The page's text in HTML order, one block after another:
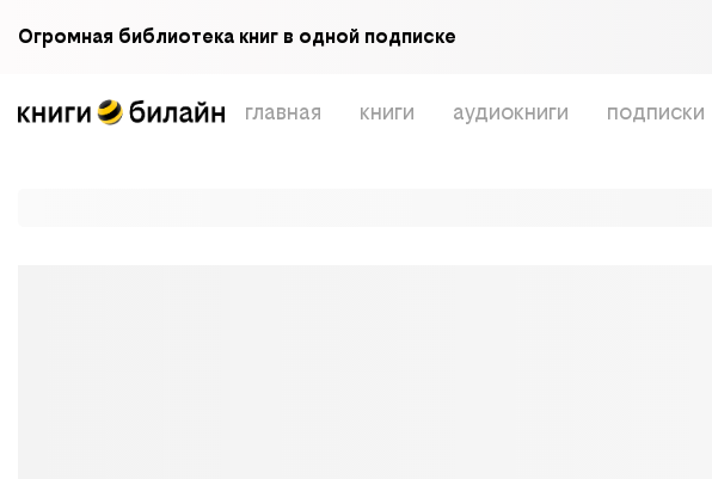
Огромная библиотека книг в одной подписке
главная книги аудиокниги подписки